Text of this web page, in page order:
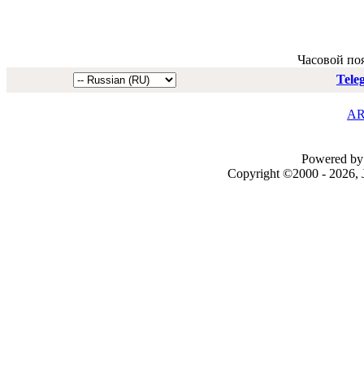
Часовой
Powered
Copyright ©2000 - 2026,